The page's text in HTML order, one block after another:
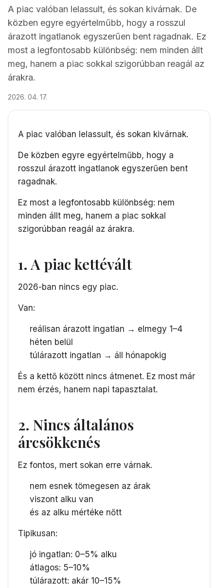
A piac valóban lelassult, és sokan kivárnak. De
közben egyre egyértelműbb, hogy a rosszul
árazott ingatlanok egyszerűen bent ragadnak. Ez
most a legfontosabb különbség: nem minden állt
meg, hanem a piac sokkal szigorúbban reagál az
árakra.
2026. 04. 17.
A piac valóban lelassult, és sokan kivárnak.
De közben egyre egyértelműbb, hogy a
rosszul árazott ingatlanok egyszerűen bent
ragadnak.
Ez most a legfontosabb különbség: nem
minden állt meg, hanem a piac sokkal
szigorúbban reagál az árakra.
1. A piac kettévált
2026-ban nincs egy piac.
Van:
reálisan árazott ingatlan → elmegy 1–4
héten belül
túlárazott ingatlan → áll hónapokig
És a kettő között nincs átmenet. Ez most már
nem érzés, hanem napi tapasztalat.
2. Nincs általános
árcsökkenés
Ez fontos, mert sokan erre várnak.
nem esnek tömegesen az árak
viszont alku van
és az alku mértéke nőtt
Tipikusan:
jó ingatlan: 0–5% alku
átlagos: 5–10%
túlárazott: akár 10–15%